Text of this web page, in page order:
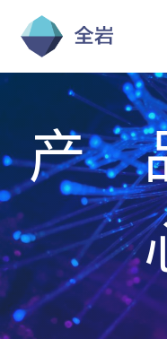
跳
至
产